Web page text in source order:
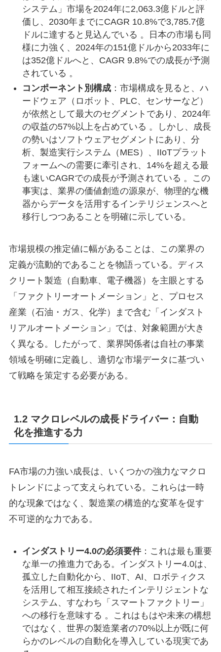
システム」市場を2024年に2,063.3億ドルと評
価し、2030年までにCAGR 10.8%で3,785.7億
ドルに達すると見込んでいる 。日本の市場も同
様に力強く、2024年の151億ドルから2033年に
は352億ドルへと、CAGR 9.8%での成長が予測
されている 。
コンポーネント別構成：市場構成を見ると、ハ
ードウェア（ロボット、PLC、センサーなど）
が依然として最大のセグメントであり、2024年
の収益の57%以上を占めている 。しかし、成長
の勢いはソフトウェアセグメントにあり、分
析、製造実行システム（MES）、IIoTプラット
フォームへの需要に牽引され、14%を超える最
も速いCAGRでの成長が予測されている 。この
事実は、業界の価値創造の源泉が、物理的な機
器からデータを活用するインテリジェンスへと
移行しつつあることを明確に示している。
市場規模の推定値に幅があることは、この業界の
定義が流動的であることを物語っている。ディス
クリート製造（自動車、電子機器）を主眼とする
「ファクトリーオートメーション」と、プロセス
産業（石油・ガス、化学）まで含む「インダスト
リアルオートメーション」では、対象範囲が大き
く異なる。したがって、業界関係者は自社の事業
領域を明確に定義し、適切な市場データに基づい
て戦略を策定する必要がある。
1.2 マクロレベルの成長ドライバー：自動
化を推進する力
FA市場の力強い成長は、いくつかの強力なマクロ
トレンドによって支えられている。これらは一時
的な現象ではなく、製造業の構造的な変革を促す
不可逆的な力である。
インダストリー4.0の必須要件：これは最も重要
な単一の推進力である。インダストリー4.0は、
孤立した自動化から、IIoT、AI、ロボティクス
を活用して相互接続されたインテリジェントな
システム、すなわち「スマートファクトリー」
への移行を意味する 。これはもはや未来の構想
ではなく、世界の製造業者の70%以上が既に何
らかのレベルの自動化を導入している現実であ